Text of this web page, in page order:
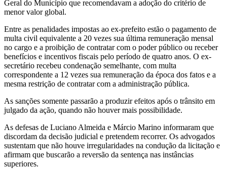
Geral do Município que recomendavam a adoção do critério de
menor valor global.
Entre as penalidades impostas ao ex-prefeito estão o pagamento de
multa civil equivalente a 20 vezes sua última remuneração mensal
no cargo e a proibição de contratar com o poder público ou receber
benefícios e incentivos fiscais pelo período de quatro anos. O ex-
secretário recebeu condenação semelhante, com multa
correspondente a 12 vezes sua remuneração da época dos fatos e a
mesma restrição de contratar com a administração pública.
As sanções somente passarão a produzir efeitos após o trânsito em
julgado da ação, quando não houver mais possibilidade.
As defesas de Luciano Almeida e Márcio Marino informaram que
discordam da decisão judicial e pretendem recorrer. Os advogados
sustentam que não houve irregularidades na condução da licitação e
afirmam que buscarão a reversão da sentença nas instâncias
superiores.